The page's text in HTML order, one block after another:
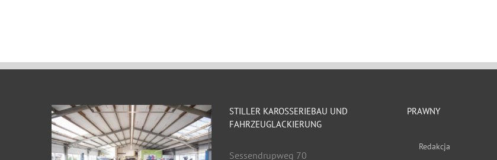
STILLER KAROSSERIEBAU UND
FAHRZEUGLACKIERUNG
Sessendrupweg 70
PRAWNY
Redakcja